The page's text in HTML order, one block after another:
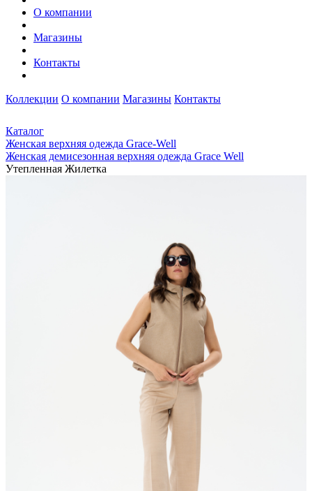
О компании
Магазины
Контакты
Коллекции О компании Магазины Контакты
Каталог
Женская верхняя одежда Grace-Well
Женская демисезонная верхняя одежда Grace Well
Утепленная Жилетка